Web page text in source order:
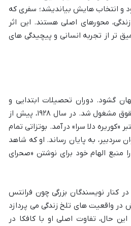
و انتخاب هایش بیاندیشد؛ سفری که
محورهای اصلی هستند. این اثر
تر از تجربه انسانی و پیچیدگی های
چشم به جهان گشود. دوران تحصیلات ابتدایی و
دبیرستان را در میلان گذراند و سپس در دانشگاه میلان به تحصیل در رشته حقوق مشغول شد. در سال ۱۹۲۸، پیش از
دلا سرا» درآمد. بوتزاتی تمام
سردبیر، به پایان رساند. او که شاهد
منبع الهام خود برای نوشتن «صحرای
کنار نویسندگان بزرگی چون فرانتس
در واقعیت های تلخ زندگی می پردازد
حال، تفاوت اصلی او با کافکا در